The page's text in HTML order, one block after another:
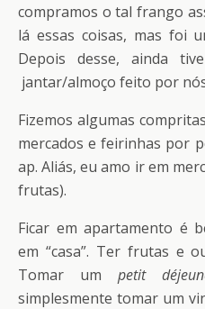
compramos o tal frango
lá essas coisas, mas foi
Depois desse, ainda
jantar/almoço feito por
Fizemos algumas
mercados e feirinhas por
ap. Aliás, eu amo ir em
frutas).
Ficar em apartamento é
em “casa”. Ter frutas e
Tomar um petit
simplesmente tomar um